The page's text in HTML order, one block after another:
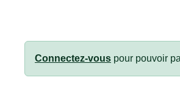
Connectez-vous pour pouvoir